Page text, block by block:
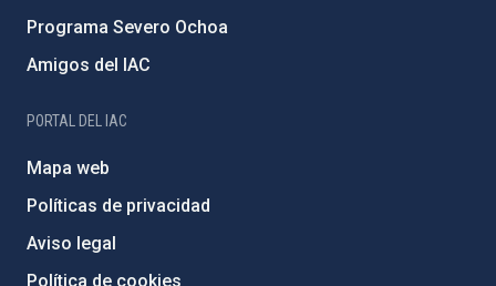
Programa Severo Ochoa
Amigos del IAC
PORTAL DEL IAC
Mapa web
Políticas de privacidad
Aviso legal
Política de cookies